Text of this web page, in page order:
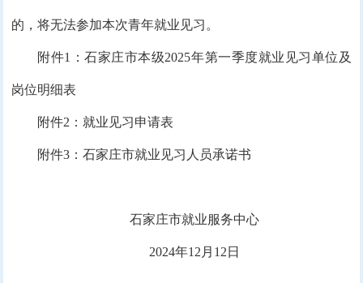
的，将无法参加本次青年就业见习。
附件1：石家庄市本级2025年第一季度就业见习单位及
岗位明细表
附件2：就业见习申请表
附件3：石家庄市就业见习人员承诺书
石家庄市就业服务中心
2024年12月12日